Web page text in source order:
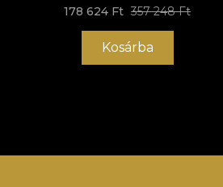
178 624 Ft 357 248 Ft
Kosárba